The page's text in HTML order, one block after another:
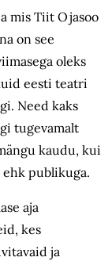
mis Tiit Ojasoo
on see
oleks
eesti teatri
Need kaks
tugevamalt
kaudu, kui
publikuga.
aja
kes
ja